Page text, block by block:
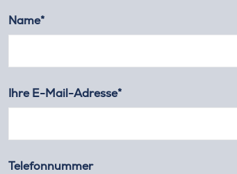
Name*
Ihre E-Mail-Adresse*
Telefonnummer